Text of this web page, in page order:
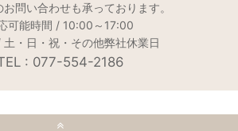
問い合わせも承っております。
可能時間 / 10:00～17:00
・日・祝・その他弊社休業日
: 077-554-2186